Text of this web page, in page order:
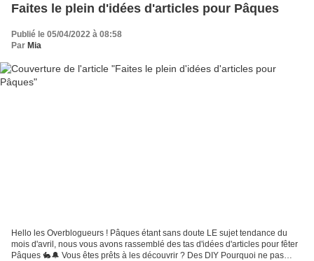
Faites le plein d'idées d'articles pour Pâques
Publié le 05/04/2022 à 08:58
Par Mia
Hello les Overblogueurs ! Pâques étant sans doute LE sujet tendance du
mois d'avril, nous vous avons rassemblé des tas d'idées d'articles pour fêter
Pâques 🐇🔔 Vous êtes prêts à les découvrir ? Des DIY Pourquoi ne pas